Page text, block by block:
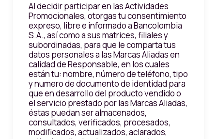
Al decidir participar en las Actividades
Promocionales, otorgas tu consentimiento
expreso, libre e informado a Bancolombia
S.A., así como a sus matrices, filiales y
subordinadas, para que le comparta tus
datos personales a las Marcas Aliadas en
calidad de Responsable, en los cuales
están tu: nombre, número de teléfono, tipo
y numero de documento de identidad para
que en desarrollo del producto vendido o
el servicio prestado por las Marcas Aliadas,
éstas puedan ser almacenados,
consultados, verificados, procesados,
modificados, actualizados, aclarados,